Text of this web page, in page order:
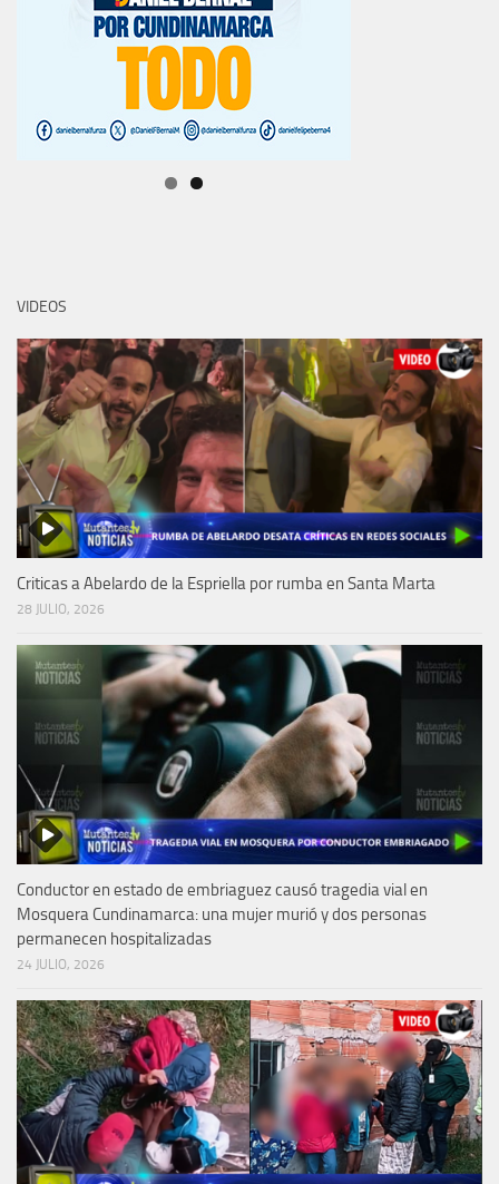
VIDEOS
Criticas a Abelardo de la Espriella por rumba en Santa Marta
28 JULIO, 2026
Conductor en estado de embriaguez causó tragedia vial en
Mosquera Cundinamarca: una mujer murió y dos personas
permanecen hospitalizadas
24 JULIO, 2026